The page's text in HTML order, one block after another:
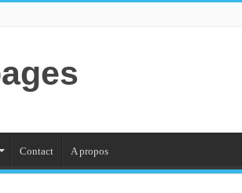
Contact A propos